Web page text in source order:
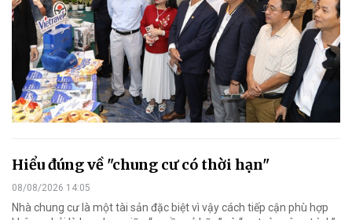
Hiểu đúng về "chung cư có thời hạn"
08/08/2026 14:05
Nhà chung cư là một tài sản đặc biệt vì vậy cách tiếp cận phù hợp